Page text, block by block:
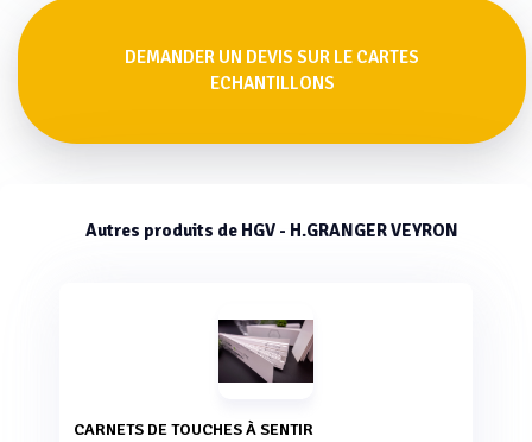
DEMANDER UN DEVIS SUR LE CARTES
ECHANTILLONS
Autres produits de HGV - H.GRANGER VEYRON
CARNETS DE TOUCHES À SENTIR